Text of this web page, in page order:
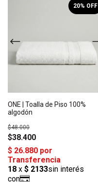
1/3
ONE | Toalla de Piso 100%
algodón
$38.400
$48.000
20% OFF